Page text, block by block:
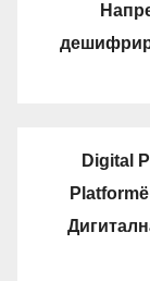
Digital